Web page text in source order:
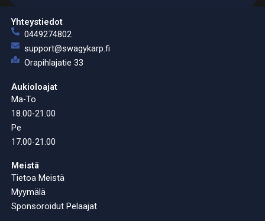
Yhteystiedot
0449274802
support@swagykarp.fi
Orapihlajatie 33
Aukioloajat
Ma-To
18.00-21.00
Pe
17.00-21.00
Meistä
Tietoa Meistä
Myymälä
Sponsoroidut Pelaajat